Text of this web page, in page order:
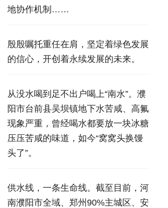
地协作机制……
殷殷嘱托重任在肩，坚定着绿色发展
的信心，开创着永续发展的未来。
从没水喝到足不出户喝上“南水”。濮
阳市台前县吴坝镇地下水苦咸、高氟
现象严重，曾经喝水都要放一块冰糖
压压苦咸的味道，如今“窝窝头换馒
头了”。
供水线，一条生命线。截至目前，河
南濮阳市全域、郑州90%主城区、安